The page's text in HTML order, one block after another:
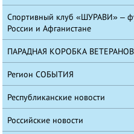
Спортивный клуб «ШУРАВИ» –
России и Афганистане
ПАРАДНАЯ КОРОБКА ВЕТЕРАНОВ
Регион СОБЫТИЯ
Республиканские новости
Российские новости